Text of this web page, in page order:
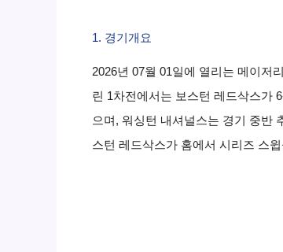
1. 경기개요
2026년 07월 01일에 열리는 메이저
린 1차전에서는 보스턴 레드삭스가
으며, 워싱턴 내셔널스는 경기 중반
스턴 레드삭스가 홈에서 시리즈 스